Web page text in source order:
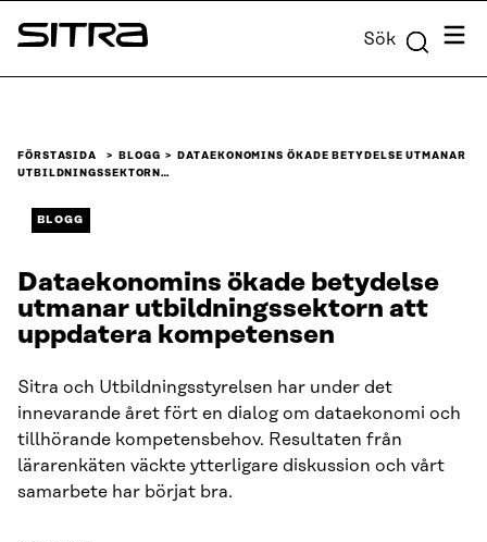
Skip to
content
Sitra Sök Meny
FÖRSTASIDA BLOGG
DATAEKONOMINS ÖKADE BETYDELSE UTMANAR
UTBILDNINGSSEKTORN…
BLOGG
Dataekonomins ökade betydelse
utmanar utbildningssektorn att
uppdatera kompetensen
Sitra och Utbildningsstyrelsen har under det
innevarande året fört en dialog om dataekonomi och
tillhörande kompetensbehov. Resultaten från
lärarenkäten väckte ytterligare diskussion och vårt
samarbete har börjat bra.